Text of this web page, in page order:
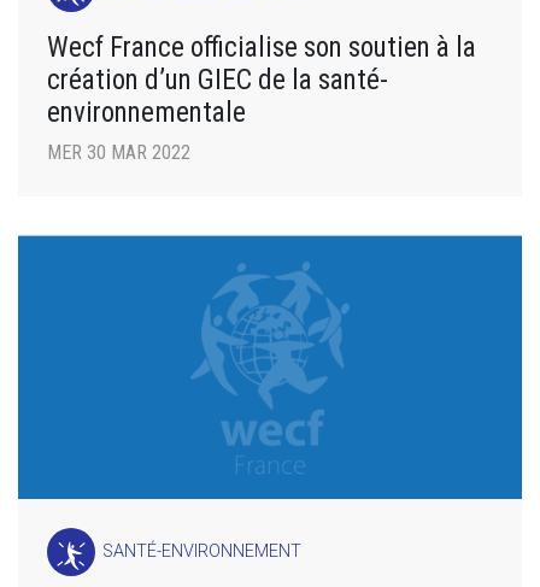
Wecf France officialise son soutien à la
création d’un GIEC de la santé-
environnementale
MER 30 MAR 2022
SANTÉ-ENVIRONNEMENT